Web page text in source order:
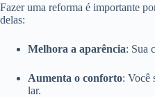
Fazer uma reforma é importante
delas:
Melhora a aparência: Sua
Aumenta o conforto: Você
lar.